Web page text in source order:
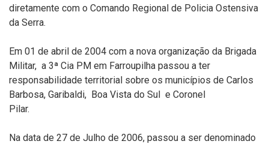
diretamente com o Comando Regional de Policia Ostensiva
da Serra.
Em 01 de abril de 2004 com a nova organização da Brigada
Militar, a 3ª Cia PM em Farroupilha passou a ter
responsabilidade territorial sobre os municípios de Carlos
Barbosa, Garibaldi, Boa Vista do Sul e Coronel
Pilar.
Na data de 27 de Julho de 2006, passou a ser denominado